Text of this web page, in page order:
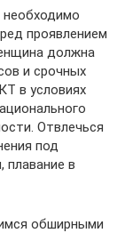
проявлением
должна
и срочных
в условиях
Отвлечься
под
плавание в
обширными